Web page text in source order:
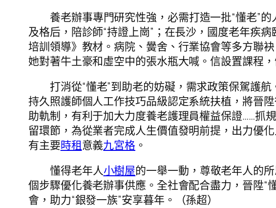
養老辦事專門研究性強，必需打造一批“懂老”
及格后，陪診師“持證上崗”；在長沙，國度老年疾
培訓領導》教材。病院、黌舍、行業協會等多方聯
她對著牛土豪和虛空中的張水瓶大喊。信設置課程
打消從“懂老”到助老的妨礙，需求政策保駕護
持久照護師個人工作技巧品級認定系統扶植，將晉
助軌制，有利于加大力度養老護理員權益保證……抓
留環節，為從業者完成人生價值發明前提，出力優
有主要時租意義九宮格 。
懂得老年人小樹屋的一舉一動，尊敬老年人的
個步驟優化養老辦事供應。全社會配合盡力，晉陞
會，助力“銀發一族”安享暮年。
（孫超）